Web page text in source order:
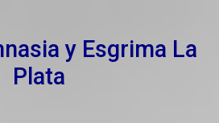
y Esgrima La
Plata